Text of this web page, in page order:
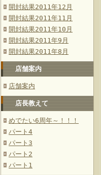
開封結果2011年12月
開封結果2011年11月
開封結果2011年10月
開封結果2011年9月
開封結果2011年8月
店舗案内
店舗案内
店長教えて
めでたい6周年～！！！
パート4
パート3
パート2
パート1